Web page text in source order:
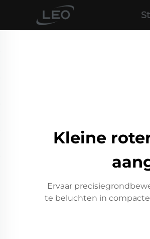
Kleine
Ervaar
te beluchten in